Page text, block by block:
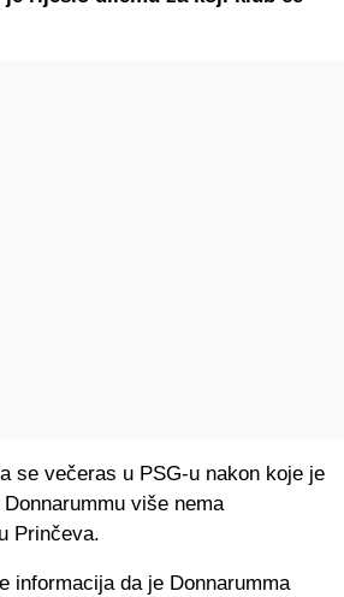
se večeras u PSG-u nakon koje je
više nema
Prinčeva.
informacija da je Donnarumma